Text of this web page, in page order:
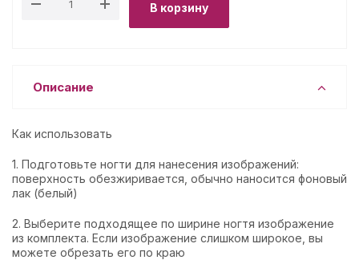
В корзину
Описание
Как использовать
1. Подготовьте ногти для нанесения изображений:
поверхность обезжиривается, обычно наносится фоновый
лак (белый)
2. Выберите подходящее по ширине ногтя изображение
из комплекта. Если изображение слишком широкое, вы
можете обрезать его по краю